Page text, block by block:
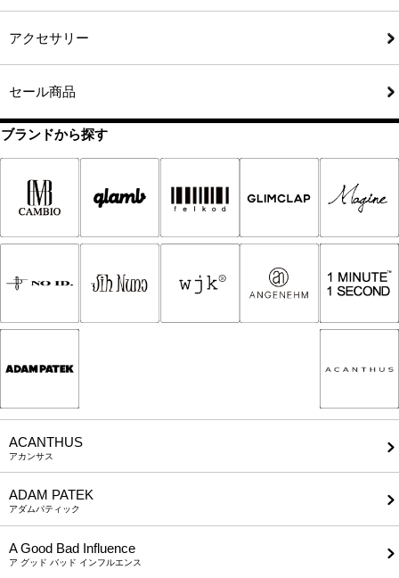
アクセサリー
セール商品
ブランドから探す
ACANTHUS
アカンサス
ADAM PATEK
アダムパティック
A Good Bad Influence
ア グッド バッド インフルエンス